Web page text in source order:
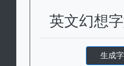
英文幻想
生成